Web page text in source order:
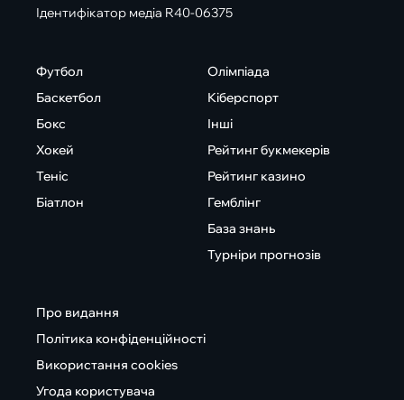
Ідентифікатор медіа R40-06375
Футбол
Баскетбол
Бокс
Хокей
Теніс
Біатлон
Олімпіада
Кіберспорт
Інші
Рейтинг букмекерів
Рейтинг казино
Гемблінг
База знань
Турніри прогнозів
Про видання
Політика конфіденційності
Використання cookies
Угода користувача